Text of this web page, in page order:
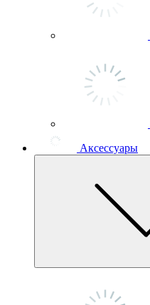
Аксессуары